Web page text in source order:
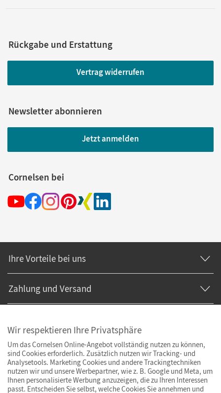
Rückgabe und Erstattung
Vertrag widerrufen
Newsletter abonnieren
Jetzt anmelden
Cornelsen bei
Ihre Vorteile bei uns
Zahlung und Versand
Wir respektieren Ihre Privatsphäre
Um das Cornelsen Online-Angebot vollständig nutzen zu können,
sind Cookies erforderlich. Zusätzlich nutzen wir Tracking- und
Analysetools. Marketing Cookies und andere Trackingtechniken
nutzen wir und unsere Werbepartner, wie z. B. Google und Meta, um
Ihnen personalisierte Werbung anzuzeigen, die zu Ihren Interessen
passt. Entscheiden Sie selbst, welche Cookies Sie annehmen und